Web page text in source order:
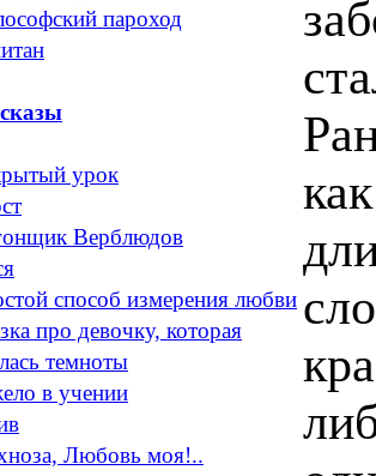
пароход
урок
Верблюдов
способ измерения любви
про девочку, которая
темноты
в учении
Любовь моя!..